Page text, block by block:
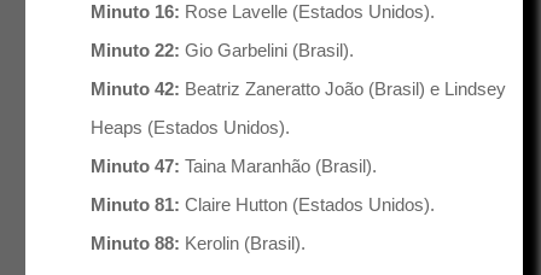
Minuto 16: Rose Lavelle (Estados Unidos).
Minuto 22: Gio Garbelini (Brasil).
Minuto 42: Beatriz Zaneratto João (Brasil) e Lindsey
Heaps (Estados Unidos).
Minuto 47: Taina Maranhão (Brasil).
Minuto 81: Claire Hutton (Estados Unidos).
Minuto 88: Kerolin (Brasil).